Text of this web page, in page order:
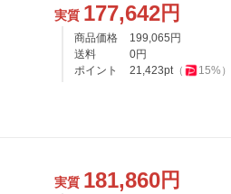
実質 177,642円
商品価格 199,065 円
送料
0円
ポイント
21,423pt（ 15%）
実質 181,860円